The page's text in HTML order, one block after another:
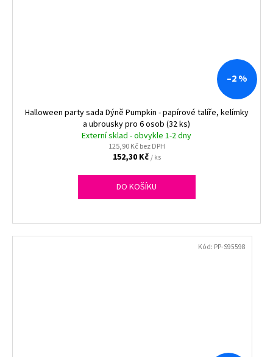
–2 %
Halloween party sada Dýně Pumpkin - papírové talíře, kelímky
a ubrousky pro 6 osob (32 ks)
Externí sklad - obvykle 1-2 dny
125,90 Kč bez DPH
152,30 Kč/ ks
DO KOŠÍKU
Kód: PP-S95598